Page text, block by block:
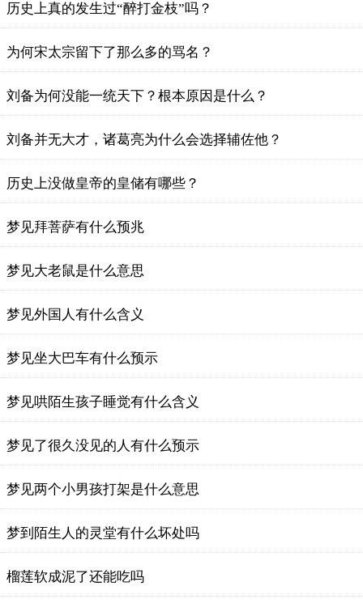
历史上真的发生过“醉打金枝”吗？
为何宋太宗留下了那么多的骂名？
刘备为何没能一统天下？根本原因是什么？
刘备并无大才，诸葛亮为什么会选择辅佐他？
历史上没做皇帝的皇储有哪些？
梦见拜菩萨有什么预兆
梦见大老鼠是什么意思
梦见外国人有什么含义
梦见坐大巴车有什么预示
梦见哄陌生孩子睡觉有什么含义
梦见了很久没见的人有什么预示
梦见两个小男孩打架是什么意思
梦到陌生人的灵堂有什么坏处吗
榴莲软成泥了还能吃吗